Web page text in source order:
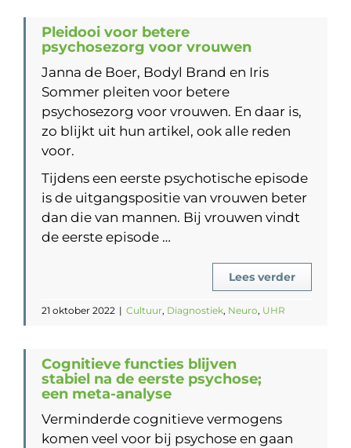
Pleidooi voor betere
psychosezorg voor vrouwen
Janna de Boer, Bodyl Brand en Iris
Sommer pleiten voor betere
psychosezorg voor vrouwen. En daar is,
zo blijkt uit hun artikel, ook alle reden
voor.
Tijdens een eerste psychotische episode
is de uitgangspositie van vrouwen beter
dan die van mannen. Bij vrouwen vindt
de eerste episode …
Lees verder
21 oktober 2022 | Cultuur, Diagnostiek, Neuro, UHR
Cognitieve functies blijven
stabiel na de eerste psychose;
een meta-analyse
Verminderde cognitieve vermogens
komen veel voor bij psychose en gaan